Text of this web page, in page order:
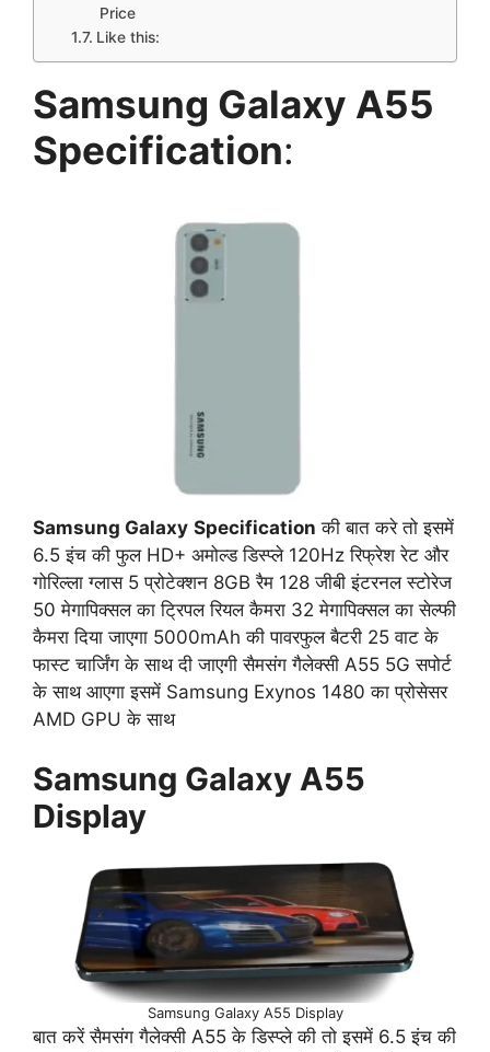
Price
Like this:
Samsung Galaxy A55
Specification:
Samsung Galaxy Specification की बात करे तो इसमें
6.5 इंच की फुल HD+ अमोल्ड डिस्प्ले 120Hz रिफ्रेश रेट और
गोरिल्ला ग्लास 5 प्रोटेक्शन 8GB रैम 128 जीबी इंटरनल स्टोरेज
50 मेगापिक्सल का ट्रिपल रियल कैमरा 32 मेगापिक्सल का सेल्फी
कैमरा दिया जाएगा 5000mAh की पावरफुल बैटरी 25 वाट के
फास्ट चार्जिंग के साथ दी जाएगी सैमसंग गैलेक्सी A55 5G सपोर्ट
के साथ आएगा इसमें Samsung Exynos 1480 का प्रोसेसर
AMD GPU के साथ
Samsung Galaxy A55
Display
Samsung Galaxy A55 Display
बात करें सैमसंग गैलेक्सी A55 के डिस्प्ले की तो इसमें 6.5 इंच की